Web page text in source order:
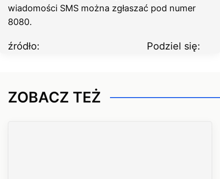
wiadomości SMS można zgłaszać pod numer
8080.
źródło: Podziel się:
ZOBACZ TEŻ